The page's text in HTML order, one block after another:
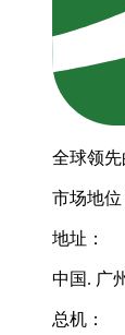
全球领
市场地位
地址：
中国. 广
总机：